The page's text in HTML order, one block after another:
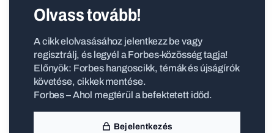
Olvass tovább!
A cikk elolvasásához jelentkezz be vagy
regisztrálj, és legyél a Forbes-közösség tagja!
Előnyök: Forbes hangoscikk, témák és újságírók
követése, cikkek mentése.
Forbes – Ahol megtérül a befektetett időd.
Bejelentkezés